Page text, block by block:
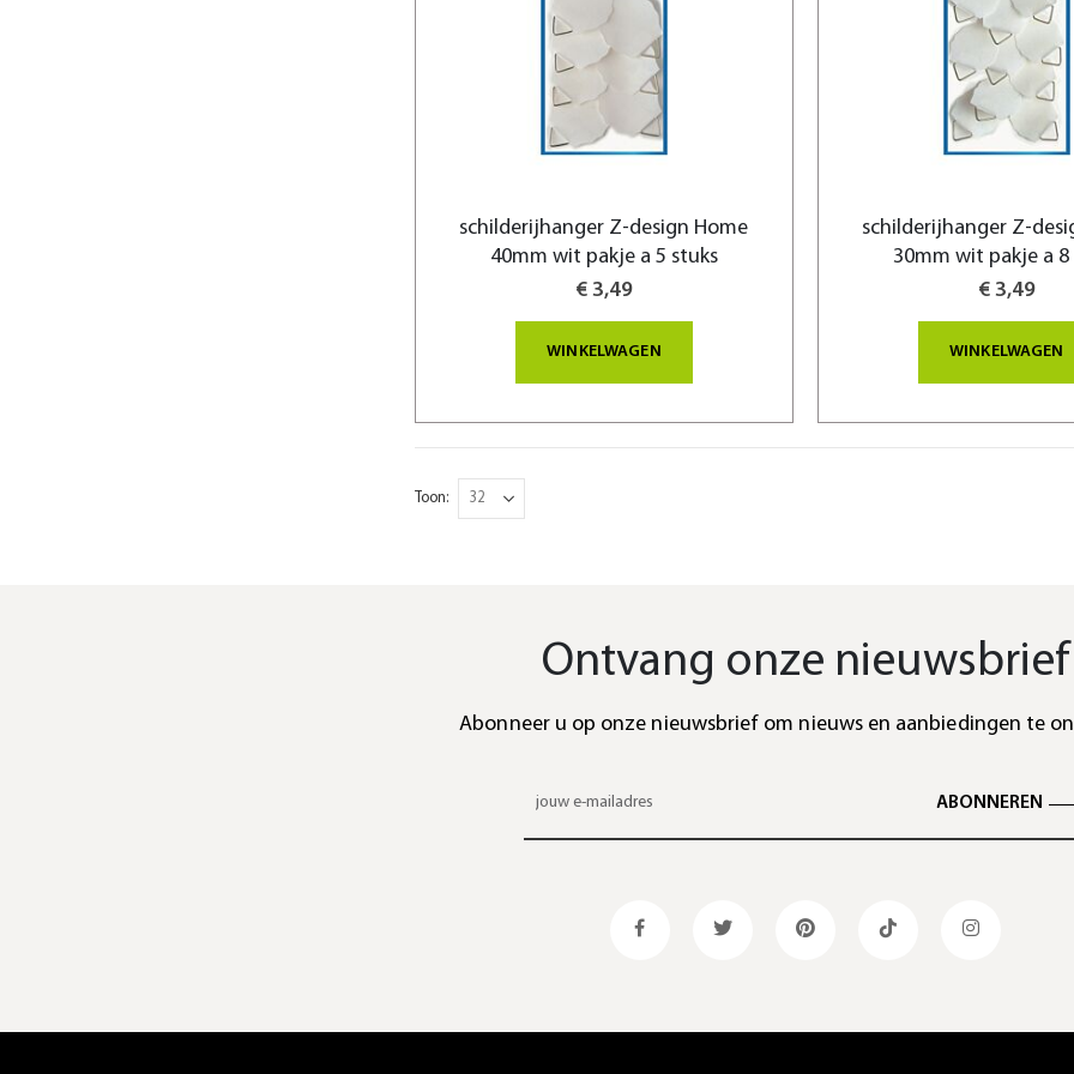
schilderijhanger Z-design Home
40mm wit pakje a 5 stuks
€ 3,49
WINKELWAGEN
schilderijhanger Z-
30mm wit pakje a 8
€ 3,49
WINKELWAGEN
Toon
Ontvang onze nieuwsbrief
Abonneer u op onze nieuwsbrief om nieuws en aanbiedingen te
ABONNEREN